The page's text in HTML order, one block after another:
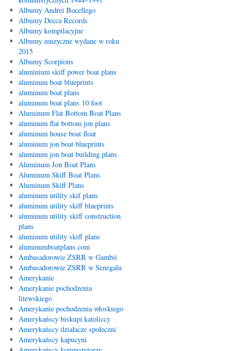
Albumy Andrei Bocellego
Albumy Decca Records
Albumy kompilacyjne
Albumy muzyczne wydane w roku
2015
Albumy Scorpions
aluminium skiff power boat plans
aluminum boat blueprints
aluminum boat plans
aluminum boat plans 10 foot
Aluminum Flat Bottom Boat Plans
aluminum flat bottom jon plans
aluminum house boat float
aluminum jon boat blueprints
aluminum jon boat building plans
Aluminum Jon Boat Plans
Aluminum Skiff Boat Plans
Aluminum Skiff Plans
aluminum utility skif plans
aluminum utility skiff blueprints
aluminum utility skiff construction
plans
aluminum utility skiff plans
aluminumboatplans.com
Ambasadorowie ZSRR w Gambii
Ambasadorowie ZSRR w Senegalu
Amerykanie
Amerykanie pochodzenia
litewskiego
Amerykanie pochodzenia włoskiego
Amerykańscy biskupi katoliccy
Amerykańscy działacze społeczni
Amerykańscy kapucyni